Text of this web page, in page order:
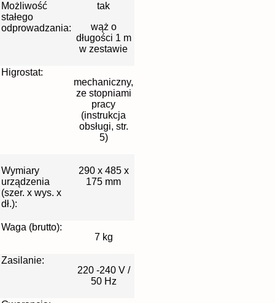
Możliwość
stałego
odprowadzania:
tak
wąż o
długości 1 m
w zestawie
Higrostat:
mechaniczny,
ze stopniami
pracy
(instrukcja
obsługi, str.
5)
Wymiary
urządzenia
(szer. x wys. x
dł.):
290 x 485 x
175 mm
Waga (brutto):
7 kg
Zasilanie:
220 -240 V /
50 Hz